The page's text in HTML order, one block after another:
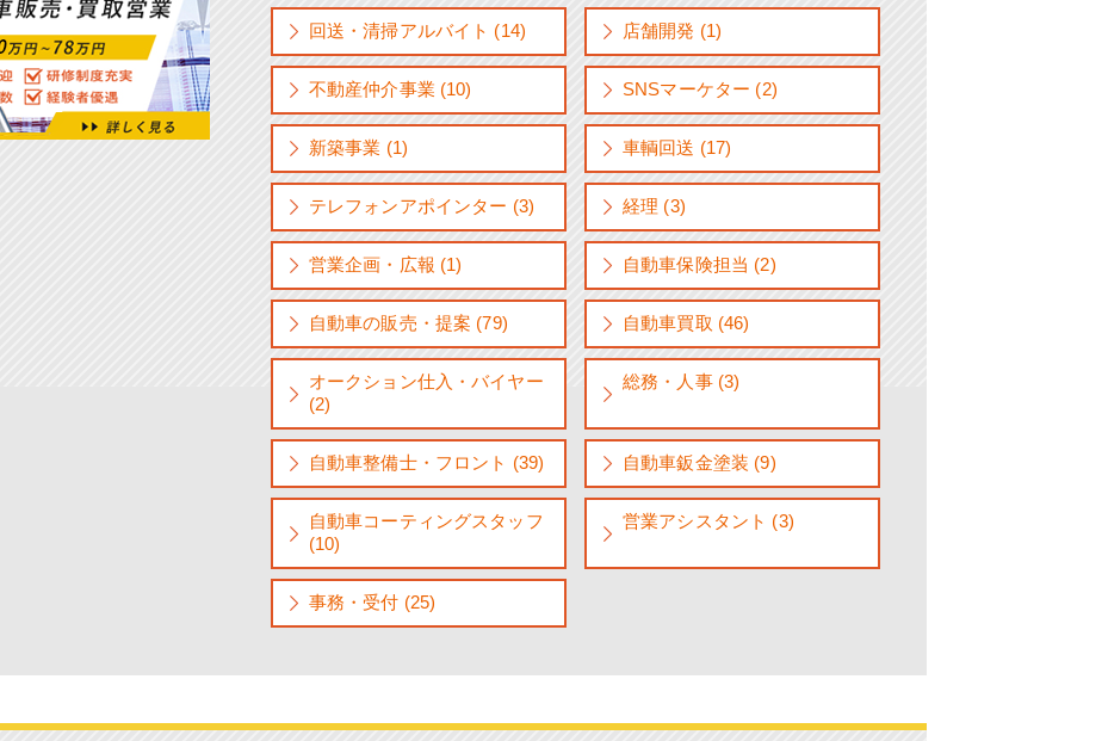
回送・清掃アルバイト (14) 店舗開発 (1)
不動産仲介事業 (10) SNSマーケター (2)
新築事業 (1) 車輌回送 (17)
テレフォンアポインター (3) 経理 (3)
営業企画・広報 (1) 自動車保険担当 (2)
自動車の販売・提案 (79) 自動車買取 (46)
オークション仕入・バイヤー
(2)
総務・人事 (3)
自動車整備士・フロント (39) 自動車鈑金塗装 (9)
自動車コーティングスタッフ
(10)
営業アシスタント (3)
事務・受付 (25)